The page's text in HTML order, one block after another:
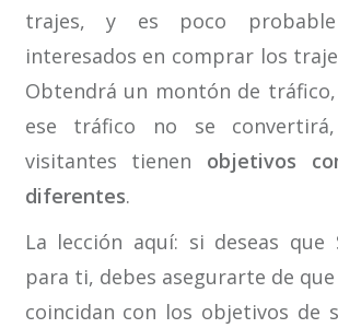
trajes, y es poco
interesados en comprar los
Obtendrá un montón de
ese tráfico no se
visitantes tienen objetivos
diferentes.
La lección aquí: si deseas que
para ti, debes asegurarte de
coincidan con los objetivos de